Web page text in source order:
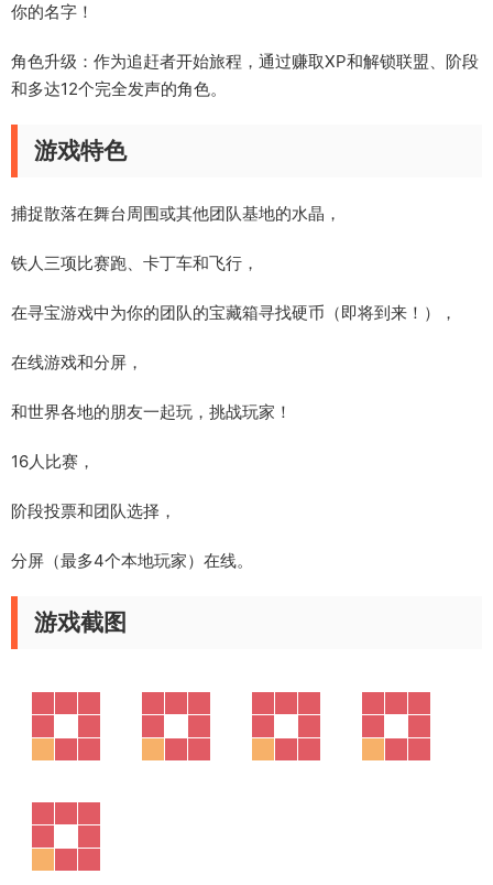
你的名字！
角色升级：作为追赶者开始旅程，通过赚取XP和解锁联盟、阶段
和多达12个完全发声的角色。
游戏特色
捕捉散落在舞台周围或其他团队基地的水晶，
铁人三项比赛跑、卡丁车和飞行，
在寻宝游戏中为你的团队的宝藏箱寻找硬币（即将到来！），
在线游戏和分屏，
和世界各地的朋友一起玩，挑战玩家！
16人比赛，
阶段投票和团队选择，
分屏（最多4个本地玩家）在线。
游戏截图